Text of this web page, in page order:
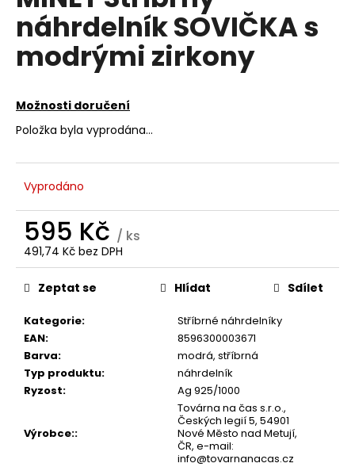
5
hvězdiček.
náhrdelník SOVIČKA s
modrými zirkony
Možnosti doručení
Položka byla vyprodána…
Vyprodáno
595 Kč / ks
491,74 Kč bez DPH
Měrná
cena:
Kategorie:
Stříbrné náhrdelníky
EAN:
8596300003671
Barva:
modrá, stříbrná
Typ produktu:
náhrdelník
Ryzost: Ag 925/1000
Výrobce::
Továrna na čas s.r.o.,
Českých legií 5, 54901
Nové Město nad Metují,
ČR, e-mail:
info@tovarnanacas.cz
Zeptat se Hlídat Sdílet
a
j
í
?
D
o
p
u
č
u
m